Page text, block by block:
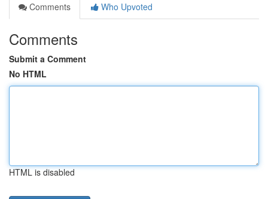
Comments
Who Upvoted
Comments
Submit a Comment
No HTML
HTML is disabled